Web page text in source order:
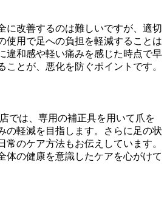
に改善するのは難しいですが、適切
使用で足への負担を軽減することは
違和感や軽い痛みを感じた時点で早
ことが、悪化を防ぐポイントです。
では、専用の補正具を用いて爪を
の軽減を目指します。さらに足の状
常のケア方法もお伝えしています。
体の健康を意識したケアを心がけて